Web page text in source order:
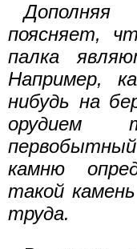
поясняет,
палка
Например,
нибудь на
орудием
камню
такой
труда.